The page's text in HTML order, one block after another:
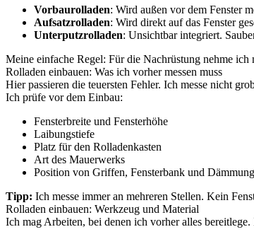
Vorbaurolladen: Wird außen vor dem Fenster
Aufsatzrolladen: Wird direkt auf das Fenster
Unterputzrolladen: Unsichtbar integriert.
Meine einfache Regel: Für die Nachrüstung nehme
Rolladen einbauen: Was ich vorher messen muss
Hier passieren die teuersten Fehler. Ich messe nicht
Ich prüfe vor dem Einbau:
Fensterbreite und Fensterhöhe
Laibungstiefe
Platz für den Rolladenkasten
Art des Mauerwerks
Position von Griffen, Fensterbank und Dämmung
Tipp: Ich messe immer an mehreren Stellen. Kein
Rolladen einbauen: Werkzeug und Material
Ich mag Arbeiten, bei denen ich vorher alles